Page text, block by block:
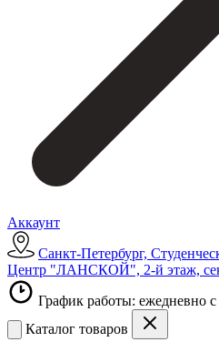
Аккаунт
Санкт-Петербург,
Центр "ЛАНСКОЙ", 2-й этаж,
График работы: ежедневно
Каталог товаров